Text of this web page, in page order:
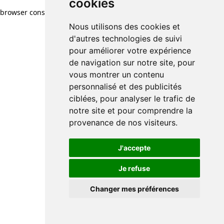
cookies
Nous utilisons des cookies et
d'autres technologies de suivi
pour améliorer votre expérience
de navigation sur notre site, pour
vous montrer un contenu
personnalisé et des publicités
ciblées, pour analyser le trafic de
notre site et pour comprendre la
provenance de nos visiteurs.
J'accepte
Je refuse
Changer mes préférences
browser console for more information)